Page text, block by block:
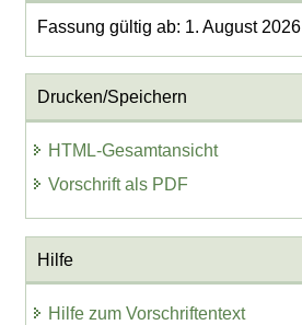
Fassung gültig ab: 1. August 2026
Drucken/Speichern
HTML-Gesamtansicht
Vorschrift als PDF
Hilfe
Hilfe zum Vorschriftentext